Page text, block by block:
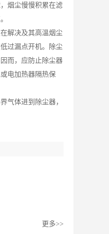
烟尘慢慢积累在滤
解决及其高溫烟尘
过漏点开机。除尘
而，应防止除尘器
电加热器隔热保
气体进到除尘器，
更多>>